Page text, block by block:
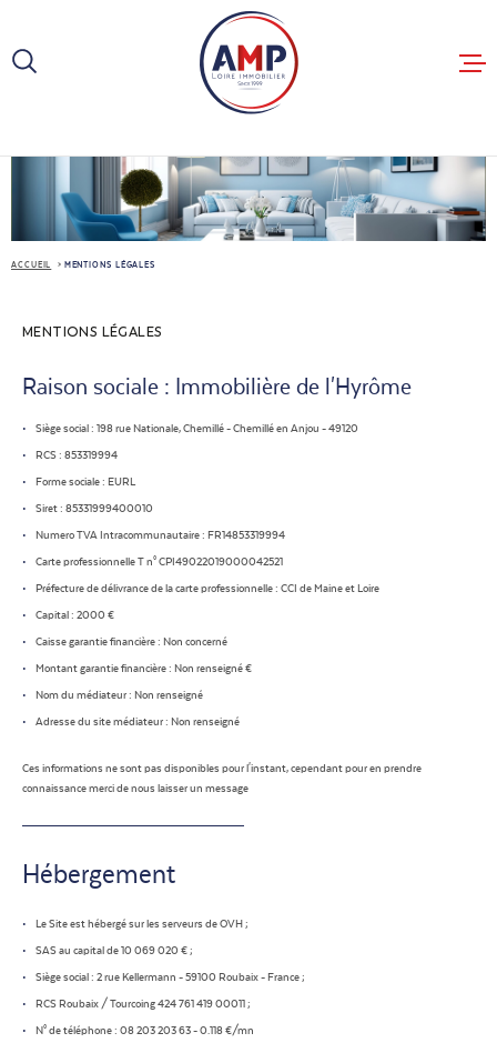
recherche
menu
principal
contenu
LOUER
BIENS
CONTACT
ACCUEIL MENTIONS LÉGALES
MENTIONS LÉGALES
Raison sociale : Immobilière de l'Hyrôme
Siège social : 198 rue Nationale, Chemillé - Chemillé en Anjou - 49120
RCS : 853319994
Forme sociale : EURL
Siret : 85331999400010
Numero TVA Intracommunautaire : FR14853319994
Carte professionnelle T n° CPI49022019000042521
Préfecture de délivrance de la carte professionnelle : CCI de Maine et Loire
Capital : 2000 €
Caisse garantie financière : Non concerné
Montant garantie financière : Non renseigné €
Nom du médiateur : Non renseigné
Adresse du site médiateur : Non renseigné
Ces informations ne sont pas disponibles pour l'instant, cependant pour en prendre
connaissance merci de nous laisser un message
Hébergement
Le Site est hébergé sur les serveurs de OVH ;
SAS au capital de 10 069 020 € ;
Siège social : 2 rue Kellermann - 59100 Roubaix - France ;
RCS Roubaix / Tourcoing 424 761 419 00011 ;
N° de téléphone : 08 203 203 63 - 0.118 €/mn